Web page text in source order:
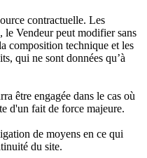
contractuelle. Les
le Vendeur peut modifier sans
composition technique et les
qui ne sont données qu’à
être engagée dans le cas où
d'un fait de force majeure.
de moyens en ce qui
du site.